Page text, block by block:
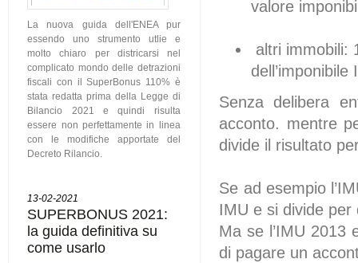
La nuova guida dell'ENEA pur
essendo uno strumento utlie e
molto chiaro per districarsi nel
complicato mondo delle detrazioni
fiscali con il SuperBonus 110% è
stata redatta prima della Legge di
Bilancio 2021 e quindi risulta
essere non perfettamente in linea
con le modifiche apportate del
Decreto Rilancio.
13-02-2021
SUPERBONUS 2021:
la guida definitiva su
come usarlo
valore
altri immobili:
dell’imponibile
Senza delibera
acconto. mentre
divide il risultato
Se ad esempio
IMU e si divide per
Ma se l’IMU 2013
di pagare un